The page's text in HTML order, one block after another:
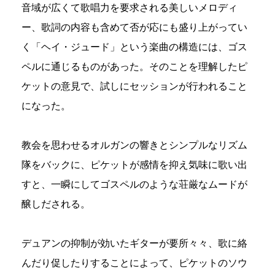
音域が広くて歌唱力を要求される美しいメロディ
ー、歌詞の内容も含めて否が応にも盛り上がってい
く「ヘイ・ジュード」という楽曲の構造には、ゴス
ペルに通じるものがあった。そのことを理解したピ
ケットの意見で、試しにセッションが行われること
になった。
教会を思わせるオルガンの響きとシンプルなリズム
隊をバックに、ピケットが感情を抑え気味に歌い出
すと、一瞬にしてゴスペルのような荘厳なムードが
醸しだされる。
デュアンの抑制が効いたギターが要所々々、歌に絡
んだり促したりすることによって、ピケットのソウ